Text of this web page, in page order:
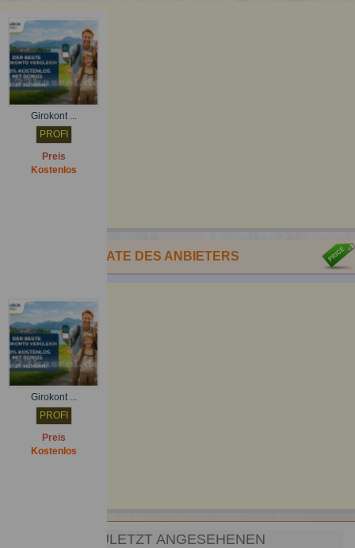
Girokont ...
PROFI
Preis
Kostenlos
ANDERE INSERATE DES ANBIETERS
Girokont ...
PROFI
Preis
Kostenlos
ZULETZT ANGESEHENEN